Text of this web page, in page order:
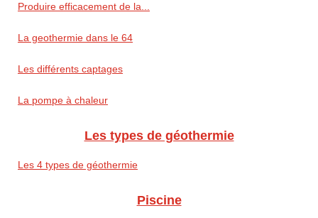
Produire efficacement de la...
La geothermie dans le 64
Les différents captages
La pompe à chaleur
Les types de géothermie
Les 4 types de géothermie
Piscine